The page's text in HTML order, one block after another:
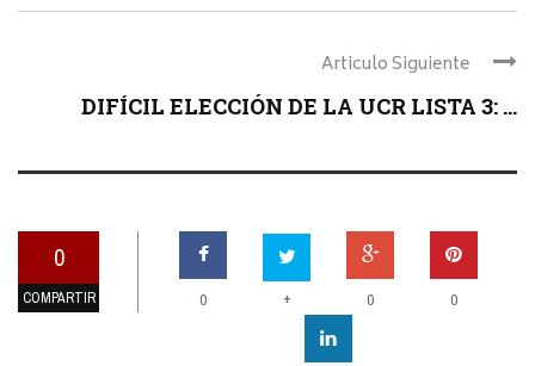
Articulo Siguiente
DIFÍCIL ELECCIÓN DE LA UCR LISTA 3: ...
0
COMPARTIR 0 + 0 0